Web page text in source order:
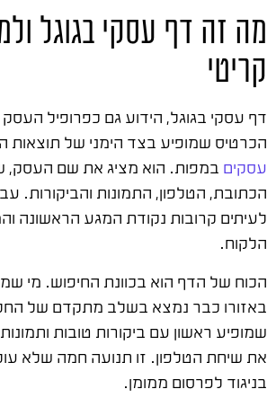
מה זה דף עסקי בגוגל
קריטי
דף עסקי בגוגל, הידוע גם כפרופיל העסק
הכרטיס שמופיע בצד הימני של תוצאות
עסקים במפות. הוא מציג את שם העסק,
הכתובת, הטלפון, התמונות והביקורות.
לעיתים קרובות נקודת המגע הראשונה
הלקוח.
הכוח של הדף הוא בכוונת החיפוש. מי
באזורו כבר נמצא בשלב מתקדם של
שמופיע ראשון עם ביקורות טובות
את שיחת הטלפון. זו תנועה חמה שלא
בניגוד לפרסום ממומן.